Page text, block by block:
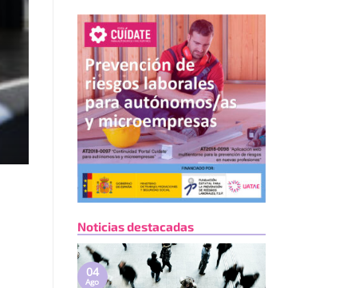
Noticias destacadas
04
Ago